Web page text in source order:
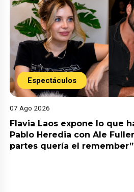
Espectáculos
07 Ago 2026
Flavia Laos expone lo que
Pablo Heredia con Ale
partes quería el remember”